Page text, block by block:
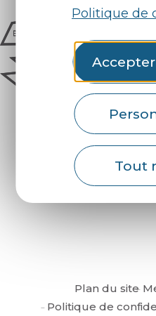
Politique de
Tout
Plan du site
Politique de